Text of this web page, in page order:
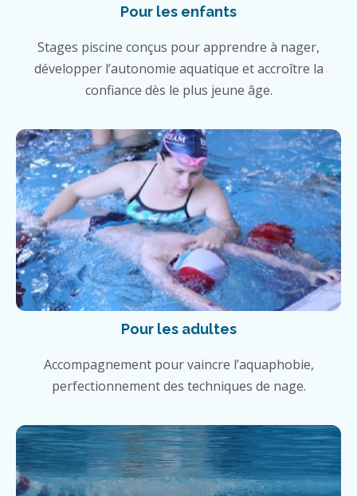
Pour les enfants
Stages piscine conçus pour apprendre à nager,
développer l’autonomie aquatique et accroître la
confiance dès le plus jeune âge.
Pour les adultes
Accompagnement pour vaincre l’aquaphobie,
perfectionnement des techniques de nage.